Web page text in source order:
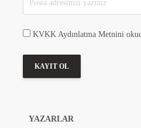
KVKK Aydınlatma Metnini
YAZARLAR